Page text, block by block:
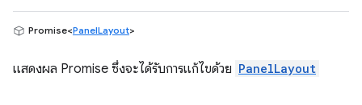
Promise<PanelLayout>
แสดงผล Promise ซึ่งจะได้รับการแก้ไขด้วย PanelLayout